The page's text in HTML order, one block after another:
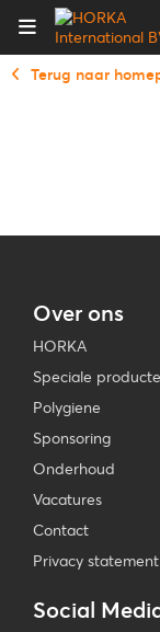
Terug naar
Over ons
HORKA
Speciale
Polygiene
Sponsoring
Onderhoud
Vacatures
Contact
Privacy statement
Social